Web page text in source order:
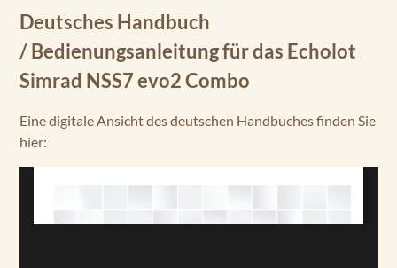
Deutsches Handbuch
/ Bedienungsanleitung für das Echolot
Simrad NSS7 evo2 Combo
Eine digitale Ansicht des deutschen Handbuches finden Sie
hier: